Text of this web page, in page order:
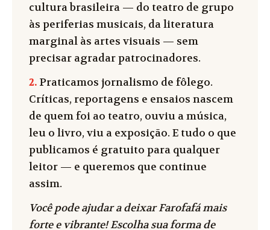
cultura brasileira — do teatro de grupo
às periferias musicais, da literatura
marginal às artes visuais — sem
precisar agradar patrocinadores.
2. Praticamos jornalismo de fôlego.
Críticas, reportagens e ensaios nascem
de quem foi ao teatro, ouviu a música,
leu o livro, viu a exposição. E tudo o que
publicamos é gratuito para qualquer
leitor — e queremos que continue
assim.
Você pode ajudar a deixar Farofafá mais
forte e vibrante! Escolha sua forma de